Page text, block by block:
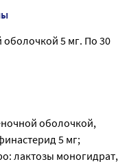
5 мг. По 30
оболочкой,
5 мг;
лактозы моногидрат,